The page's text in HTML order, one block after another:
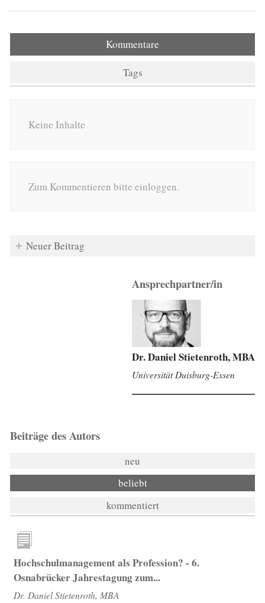
Kommentare
Tags
Keine Inhalte
Zum Kommentieren bitte einloggen.
Neuer Beitrag
Ansprechpartner/in
Dr. Daniel Stietenroth, MBA
Universität Duisburg-Essen
Beiträge des Autors
neu
beliebt
kommentiert
Hochschulmanagement als Profession? - 6.
Osnabrücker Jahrestagung zum...
Dr. Daniel Stietenroth, MBA